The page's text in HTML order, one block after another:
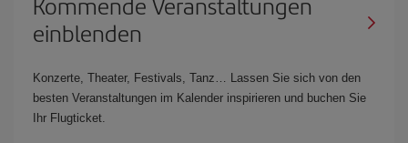
einblenden
Konzerte, Theater, Festivals, Tanz… Lassen Sie sich von den
besten Veranstaltungen im Kalender inspirieren und buchen Sie
Ihr Flugticket.